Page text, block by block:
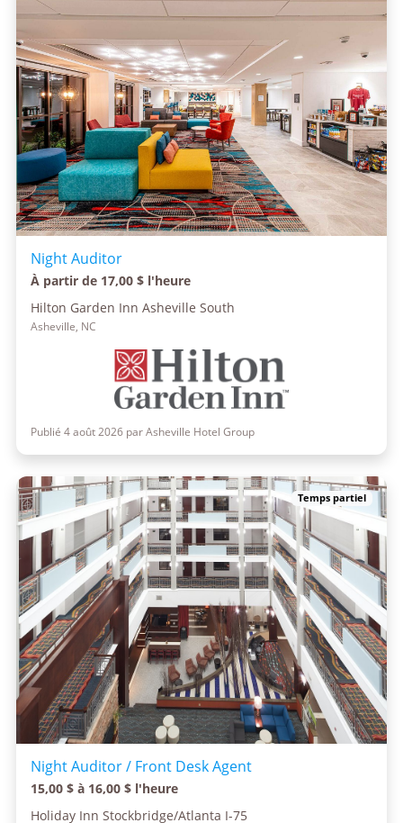
Night Auditor
À partir de 17,00 $ l'heure
Hilton Garden Inn Asheville South
Asheville, NC
Publié 4 août 2026 par Asheville Hotel Group
Temps partiel
Night Auditor / Front Desk Agent
15,00 $ à 16,00 $ l'heure
Holiday Inn Stockbridge/Atlanta I-75